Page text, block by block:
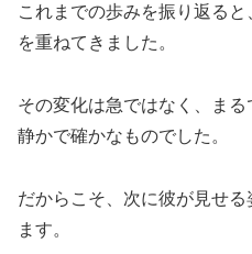
これまでの歩みを振り返る
を重ねてきました。
その変化は急ではなく、ま
静かで確かなものでした。
だからこそ、次に彼が見せ
ます。